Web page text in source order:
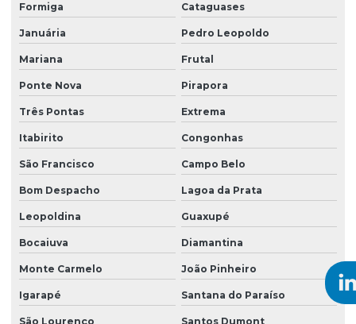
Formiga Cataguases
Januária Pedro Leopoldo
Mariana Frutal
Ponte Nova Pirapora
Três Pontas Extrema
Itabirito Congonhas
São Francisco Campo Belo
Bom Despacho Lagoa da Prata
Leopoldina Guaxupé
Bocaiuva Diamantina
Monte Carmelo João Pinheiro
Igarapé Santana do Paraíso
São Lourenço Santos Dumont